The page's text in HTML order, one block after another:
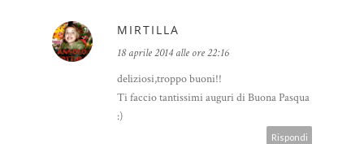
MIRTILLA
18 aprile 2014 alle ore 22:16
deliziosi,troppo buoni!!
Ti faccio tantissimi auguri di Buona Pasqua
:)
Rispondi